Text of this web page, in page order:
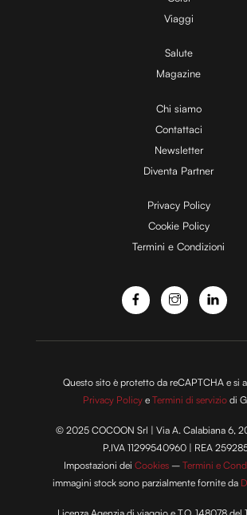
V
i
d
e
o
Viaggi
Salute
Magazine
Chi siamo
Contattaci
Newsletter
Diventa Partner
Privacy Policy
Cookie Policy
Termini e Condizioni
Questo sito è protetto da reCAPTCHA e si
Privacy Policy eTermini di servizio di
© 2025 COCOON Srl | Via A. Calabiana 6,
P.IVA 11299540960 | REA
Impostazioni deiCookies –Termini e
immagini stock sono parzialmente fornite da